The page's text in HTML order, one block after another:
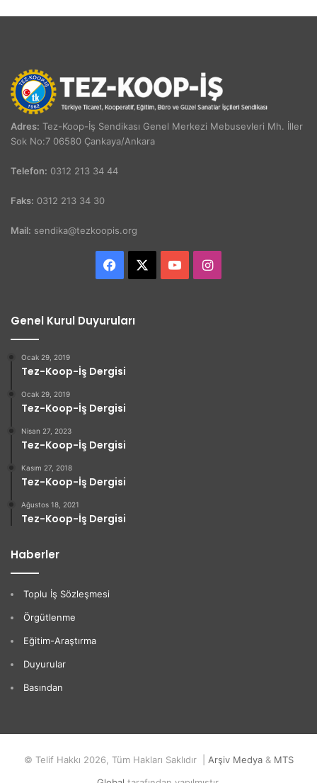
Adres: Tez-Koop-İş Sendikası Genel Merkezi Mebusevleri Mh. İller
Sok No:7 06580 Çankaya/Ankara
Telefon: 0312 213 34 44
Faks: 0312 213 34 30
Mail: sendika@tezkoopis.org
Facebook YouTubeInstagram
Genel Kurul Duyuruları
Ocak 29, 2019
Tez-Koop-İş Dergisi
Ocak 29, 2019
Tez-Koop-İş Dergisi
Nisan 27, 2023
Tez-Koop-İş Dergisi
Kasım 27, 2018
Tez-Koop-İş Dergisi
Ağustos 18, 2021
Tez-Koop-İş Dergisi
Haberler
Toplu İş Sözleşmesi
Örgütlenme
Eğitim-Araştırma
Duyurular
Basından
© Telif Hakkı 2026, Tüm Hakları Saklıdır | Arşiv Medya& MTS